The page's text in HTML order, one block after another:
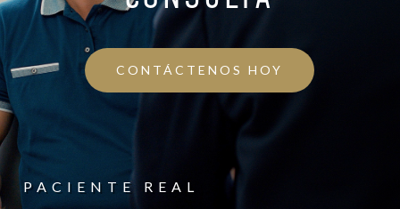
CONTÁCTENOS HOY
PACIENTE REAL